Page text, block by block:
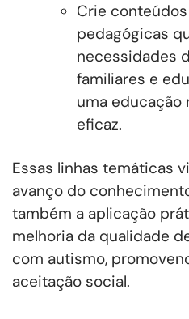
Crie
pedagógicas
necessidades
familiares e
uma educação
eficaz.
Essas linhas temáticas
avanço do
também a aplicação
melhoria da qualidade
com autismo,
aceitação social.